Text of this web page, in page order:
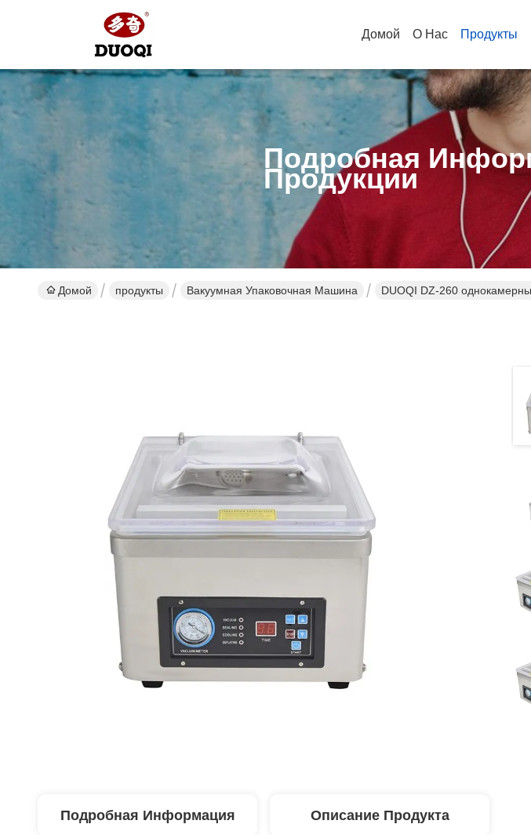
Домой О Нас Продукты
Подробная
Продукции
Домой продукты Вакуумная Упаковочная Машина DUOQI DZ-260
Подробная Информация Описание Продукта